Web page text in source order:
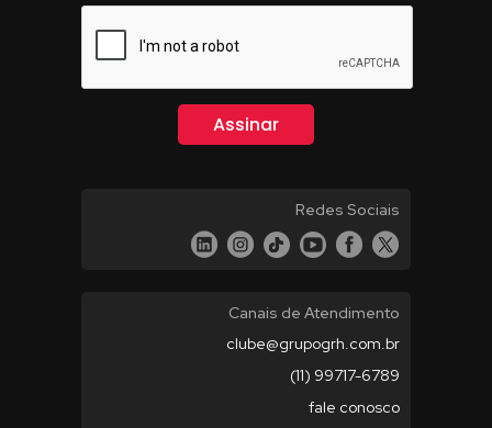
Redes Sociais
Canais de Atendimento
clube@grupogrh.com.br
(11) 99717-6789
fale conosco